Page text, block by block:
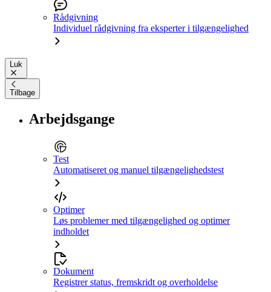
Rådgivning
Individuel rådgivning fra eksperter i tilgængelighed
Luk
Tilbage
Arbejdsgange
Test
Automatiseret og manuel tilgængelighedstest
Optimer
Løs problemer med tilgængelighed og optimer
indholdet
Dokument
Registrer status, fremskridt og overholdelse